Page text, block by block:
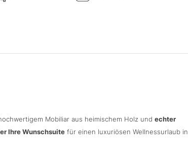
Mobiliar aus heimischem Holz und echter
Ihre Wunschsuite für einen luxuriösen Wellnessurlaub in